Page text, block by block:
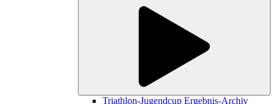
Triathlon-Jugendcup Ergebnis-Archiv